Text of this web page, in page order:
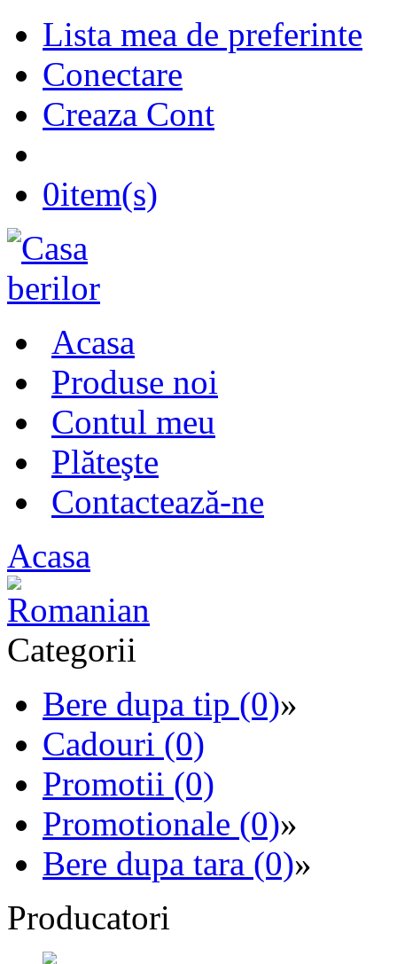
Lista mea de preferinte
Conectare
Creaza Cont
0item(s)
Acasa
Produse noi
Contul meu
Plăteşte
Contactează-ne
Acasa
Categorii
Bere dupa tip (0)»
Cadouri (0)
Promotii (0)
Promotionale (0)»
Bere dupa tara (0)»
Producatori